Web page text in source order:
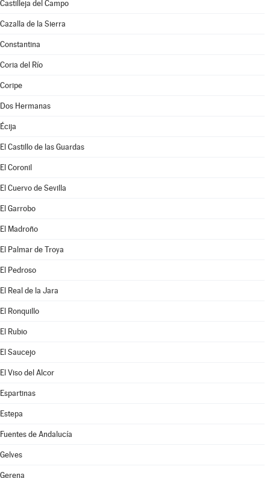
Castilleja del Campo
Cazalla de la Sierra
Constantina
Coria del Río
Coripe
Dos Hermanas
Écija
El Castillo de las Guardas
El Coronil
El Cuervo de Sevilla
El Garrobo
El Madroño
El Palmar de Troya
El Pedroso
El Real de la Jara
El Ronquillo
El Rubio
El Saucejo
El Viso del Alcor
Espartinas
Estepa
Fuentes de Andalucía
Gelves
Gerena